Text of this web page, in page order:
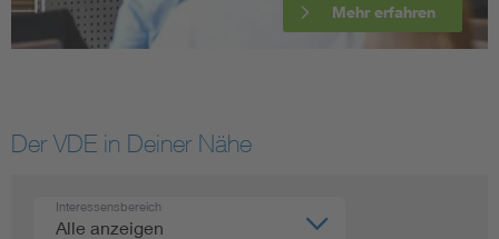
Mehr erfahren
Der VDE in Deiner Nähe
Interessensbereich
Alle anzeigen